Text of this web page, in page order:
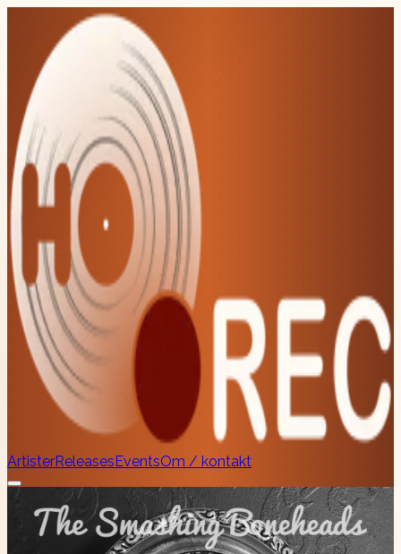
ArtisterReleasesEventsOm / kontakt